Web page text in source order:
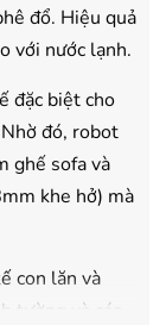
đổ. Hiệu quả
với nước lạnh.
đặc biệt cho
đó, robot
ghế sofa và
khe hở) mà
con lăn và
tường và các